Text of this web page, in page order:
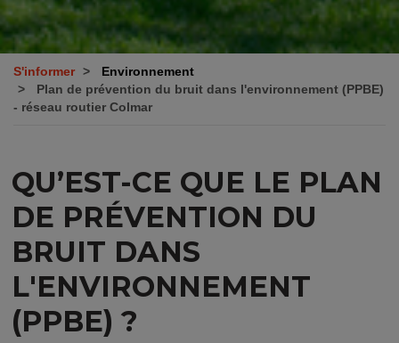
S'informer
Environnement
Plan de prévention du bruit dans l'environnement (PPBE)
- réseau routier Colmar
QU’EST-CE QUE LE PLAN
DE PRÉVENTION DU
BRUIT DANS
L'ENVIRONNEMENT
(PPBE) ?